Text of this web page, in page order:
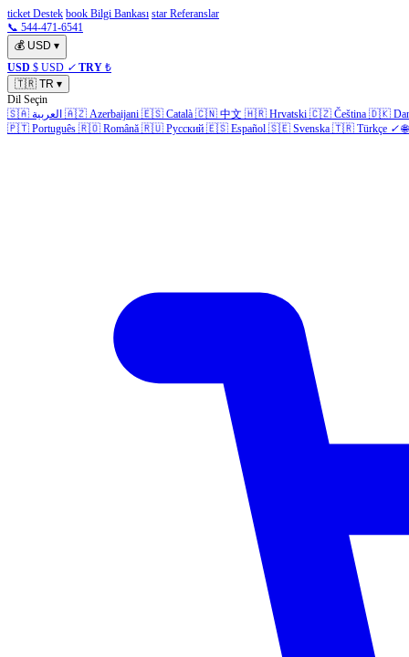
ticket Destek book Bilgi Bankası star Referanslar
📞 544-471-6541
💰 USD ▾
USD $ USD ✓ TRY ₺
🇹🇷 TR ▾
Dil Seçin
🇸🇦 العربية 🇦🇿 Azerbaijani 🇪🇸 Català 🇨🇳 中文 🇭🇷 Hrvatski 🇨🇿 Čeština 🇩🇰
🇵🇹 Português 🇷🇴 Română 🇷🇺 Русский 🇪🇸 Español 🇸🇪 Svenska 🇹🇷 Türkçe ✓ 🌐